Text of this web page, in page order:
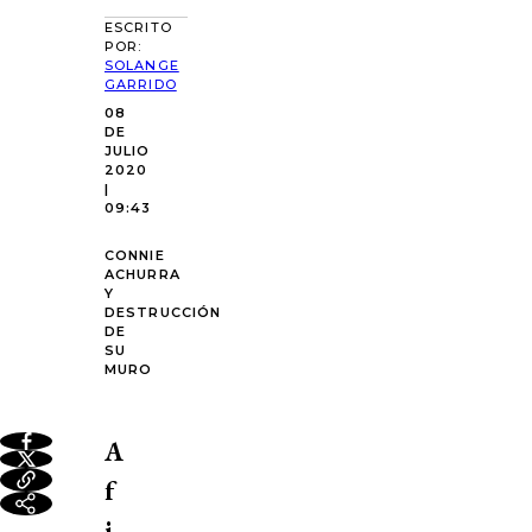
ESCRITO
POR:
SOLANGE
GARRIDO
08
DE
JULIO
2020
|
09:43
CONNIE
ACHURRA
Y
DESTRUCCIÓN
DE
SU
MURO
A
f